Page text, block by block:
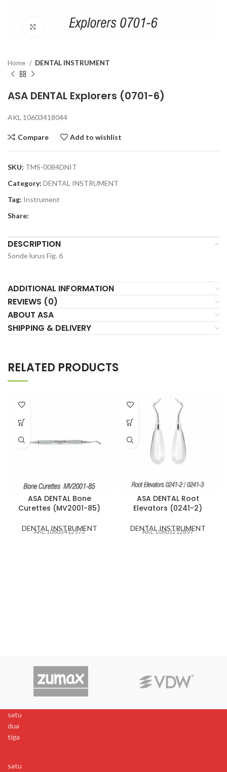
Click to enlarge
Home DENTAL INSTRUMENT
ASA DENTAL Explorers (0701-6)
AKL 10603418044
Compare Add to wishlist
SKU: TMS-0084DNIT
Category: DENTAL INSTRUMENT
Tag: Instrument
Share:
DESCRIPTION
Sonde lurus Fig. 6
ADDITIONAL INFORMATION
REVIEWS (0)
ABOUT ASA
SHIPPING & DELIVERY
RELATED PRODUCTS
ASA DENTAL Bone
Curettes (MV2001-85)
DENTAL INSTRUMENT
AKL 10603412573
ASA DENTAL Root
Elevators (0241-2)
DENTAL INSTRUMENT
AKL 10603212897
satu
dua
tiga
satu